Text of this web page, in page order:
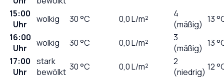
15:00
Uhr
wolkig 30°C 0,0L/m²
4
(mäßig) 13
16:00
Uhr
wolkig 30°C 0,0L/m²
3
(mäßig) 13
17:00
Uhr
stark
bewölkt 30°C 0,0L/m²
2
(niedrig) 12